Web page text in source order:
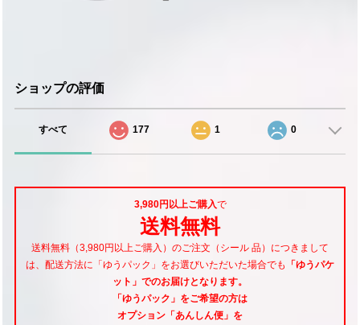
ショップの評価
すべて 177 1 0
3,980円以上ご購入で
送料無料
送料無料（3,980円以上ご購入）のご注文（シール 品）につきまして
は、配送方法に「ゆうパック」をお選びいただいた場合でも
「ゆうパケ
ット」でのお届けとなります。
「ゆうパック」をご希望の方は
オプション「あんしん便」 を